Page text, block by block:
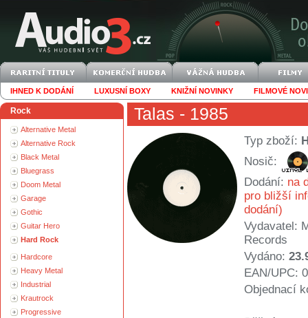
IHNED K DODÁNÍ LUXUSNÍ BOXY KNIŽNÍ NOVINKY FILMOVÉ
Rock
Alternative Metal
Alternative Rock
Black Metal
Bluegrass
Doom Metal
Garage
Gothic
Guitar Hero
Hard Rock
Hardcore
Heavy Metal
Industrial
Krautrock
Progressive
Talas - 1985
Typ zboží:
Nosič:
Dodání: na
pro bližší
dodání)
Vydavatel:
Records
Vydáno:
EAN/UPC:
Objednací